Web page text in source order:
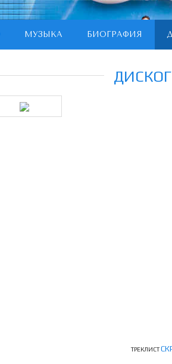
МУЗЫКА БИОГРАФИЯ
ТРЕКЛИСТ